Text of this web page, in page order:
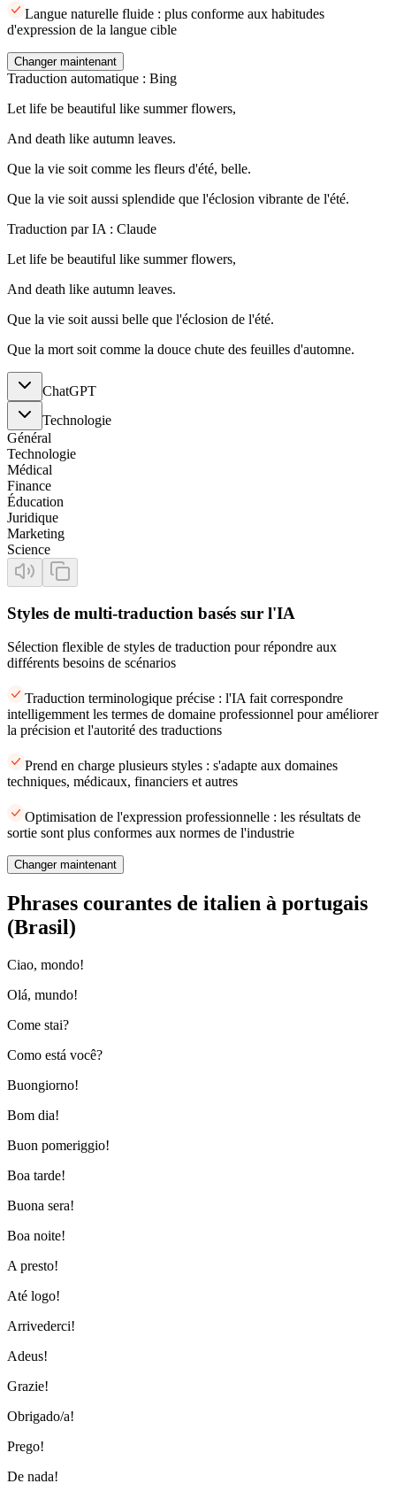
Langue naturelle fluide : plus conforme aux habitudes
d'expression de la langue cible
Changer maintenant
Traduction automatique : Bing
Let life be beautiful like summer flowers,
And death like autumn leaves.
Que la vie soit comme les fleurs d'été, belle.
Que la vie soit aussi splendide que l'éclosion vibrante de l'été.
Traduction par IA : Claude
Let life be beautiful like summer flowers,
And death like autumn leaves.
Que la vie soit aussi belle que l'éclosion de l'été.
Que la mort soit comme la douce chute des feuilles d'automne.
ChatGPT
Technologie
Général
Technologie
Médical
Finance
Éducation
Juridique
Marketing
Science
Styles de multi-traduction basés sur l'IA
Sélection flexible de styles de traduction pour répondre aux
différents besoins de scénarios
Traduction terminologique précise : l'IA fait correspondre
intelligemment les termes de domaine professionnel pour améliorer
la précision et l'autorité des traductions
Prend en charge plusieurs styles : s'adapte aux domaines
techniques, médicaux, financiers et autres
Optimisation de l'expression professionnelle : les résultats de
sortie sont plus conformes aux normes de l'industrie
Changer maintenant
Phrases courantes de italien à portugais
(Brasil)
Ciao, mondo!
Olá, mundo!
Come stai?
Como está você?
Buongiorno!
Bom dia!
Buon pomeriggio!
Boa tarde!
Buona sera!
Boa noite!
A presto!
Até logo!
Arrivederci!
Adeus!
Grazie!
Obrigado/a!
Prego!
De nada!